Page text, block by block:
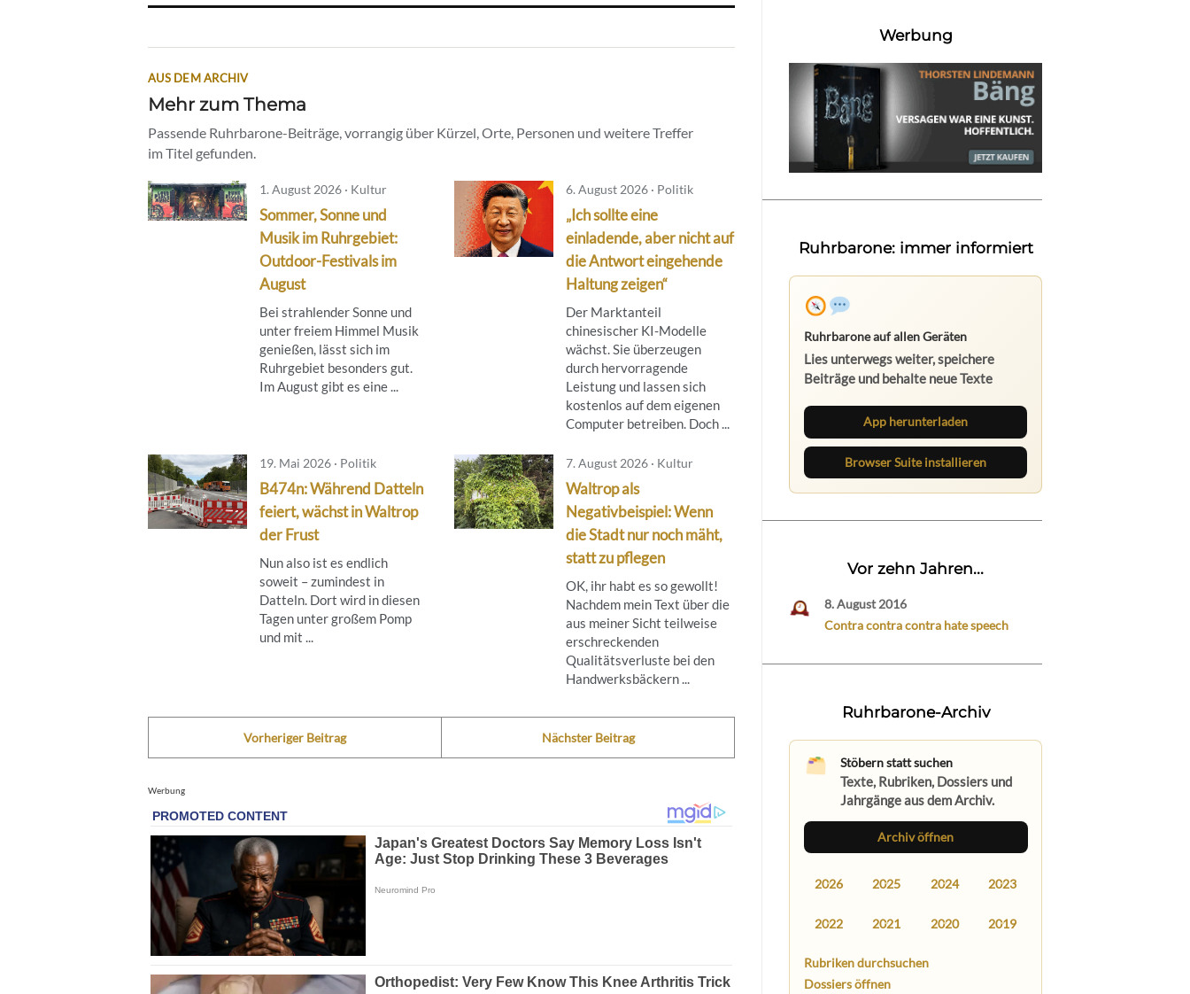
AUS DEM ARCHIV
Mehr zum Thema
Passende Ruhrbarone-Beiträge, vorrangig über Kürzel, Orte, Personen und weitere Treffer
im Titel gefunden.
1. August 2026 · Kultur
Sommer, Sonne und
Musik im Ruhrgebiet:
Outdoor-Festivals im
August
Bei strahlender Sonne und
unter freiem Himmel Musik
genießen, lässt sich im
Ruhrgebiet besonders gut.
Im August gibt es eine ...
6. August 2026 · Politik
„Ich sollte eine
einladende, aber nicht auf
die Antwort eingehende
Haltung zeigen“
Der Marktanteil
chinesischer KI-Modelle
wächst. Sie überzeugen
durch hervorragende
Leistung und lassen sich
kostenlos auf dem eigenen
Computer betreiben. Doch ...
19. Mai 2026 · Politik
B474n: Während Datteln
feiert, wächst in Waltrop
der Frust
Nun also ist es endlich
soweit – zumindest in
Datteln. Dort wird in diesen
Tagen unter großem Pomp
und mit ...
7. August 2026 · Kultur
Waltrop als
Negativbeispiel: Wenn
die Stadt nur noch mäht,
statt zu pflegen
OK, ihr habt es so gewollt!
Nachdem mein Text über die
aus meiner Sicht teilweise
erschreckenden
Qualitätsverluste bei den
Handwerksbäckern ...
Vorheriger Beitrag Nächster Beitrag
Werbung
Werbung
Ruhrbarone: immer informiert
Ruhrbarone auf allen Geräten
Lies unterwegs weiter, speichere
Beiträge und behalte neue Texte
App herunterladen
Browser Suite installieren
Vor zehn Jahren...
8. August 2016
Contra contra contra hate speech
Ruhrbarone-Archiv
Stöbern statt suchen
Texte, Rubriken, Dossiers und
Jahrgänge aus dem Archiv.
Archiv öffnen
2026 2025 2024 2023
2022 2021 2020 2019
Rubriken durchsuchen
Dossiers öffnen